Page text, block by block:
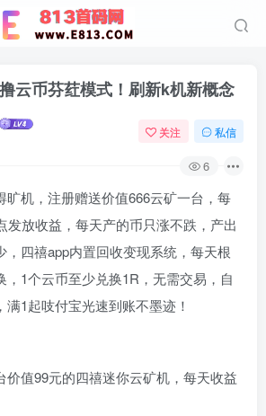
云币芬荭模式！刷新k机新概念
关注 私信
6
旷机，注册赠送价值666云矿一台，每
发放收益，每天产的币只涨不跌，产出
，四禧app内置回收变现系统，每天根
，1个云币至少兑换1R，无需交易，自
1起吱付宝光速到账不墨迹！
价值99元的四禧迷你云矿机，每天收益